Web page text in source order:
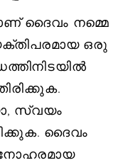
ദൈവം നമ്മെ
ഒരു
സ്വയം
ദൈവം